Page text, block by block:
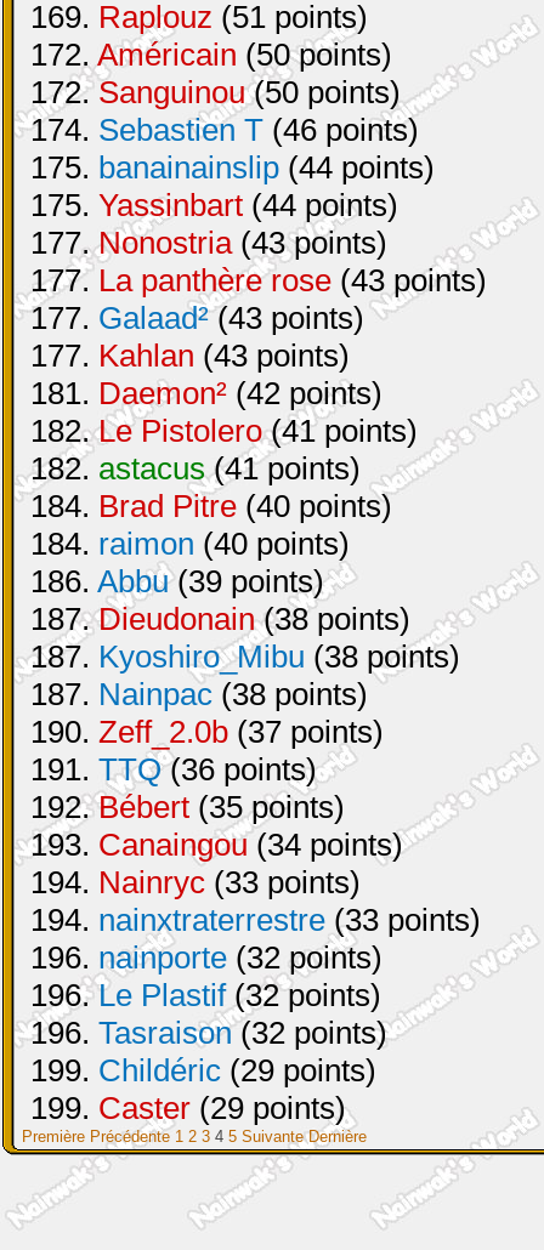
169. Raplouz (51 points)
172. Américain (50 points)
172. Sanguinou(50 points)
174. Sebastien T (46 points)
175. banainainslip (44 points)
175. Yassinbart (44 points)
177.Nonostria(43 points)
177. La panthère rose (43 points)
177. Galaad²(43 points)
177. Kahlan (43 points)
181. Daemon² (42 points)
182.Le Pistolero(41 points)
182. astacus(41 points)
184. Brad Pitre (40 points)
184. raimon (40 points)
186. Abbu(39 points)
187.Dieudonain(38 points)
187. Kyoshiro_Mibu (38 points)
187. Nainpac (38 points)
190. Zeff_2.0b (37 points)
191. TTQ(36 points)
192.Bébert (35 points)
193. Canaingou(34 points)
194. Nainryc (33 points)
194. nainxtraterrestre (33 points)
196. nainporte (32 points)
196.Le Plastif(32 points)
196. Tasraison(32 points)
199. Childéric (29 points)
199. Caster (29 points)
Première Précédente 1 2 3 4 5 Suivante Dernière